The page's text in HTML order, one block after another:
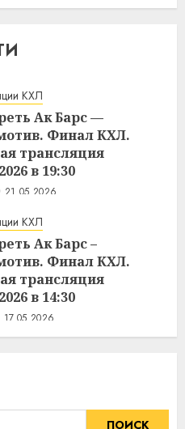
КХЛ
Ак Барс —
Финал КХЛ.
трансляция
в 19:30
21.05.2026
КХЛ
Ак Барс –
Финал КХЛ.
трансляция
в 14:30
17.05.2026